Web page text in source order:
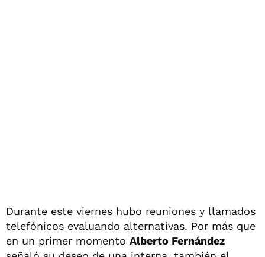
Durante este viernes hubo reuniones y llamados
telefónicos evaluando alternativas. Por más que
en un primer momento Alberto Fernández